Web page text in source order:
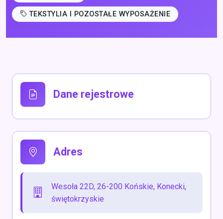
TEKSTYLIA I POZOSTAŁE WYPOSAŻENIE
Dane rejestrowe
Adres
Wesoła 22D, 26-200 Końskie, Konecki,
świętokrzyskie